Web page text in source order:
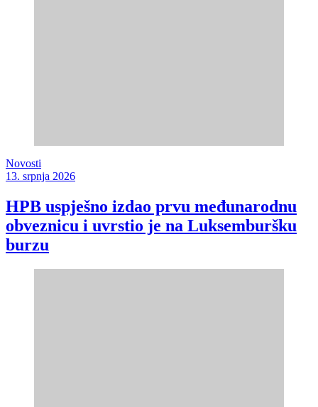
Novosti
13. srpnja 2026
HPB uspješno izdao prvu međunarodnu
obveznicu i uvrstio je na Luksemburšku
burzu